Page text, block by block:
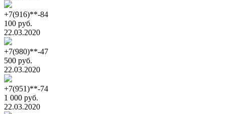
+7(916)**-84
100 руб.
22.03.2020
+7(980)**-47
500 руб.
22.03.2020
+7(951)**-74
1 000 руб.
22.03.2020